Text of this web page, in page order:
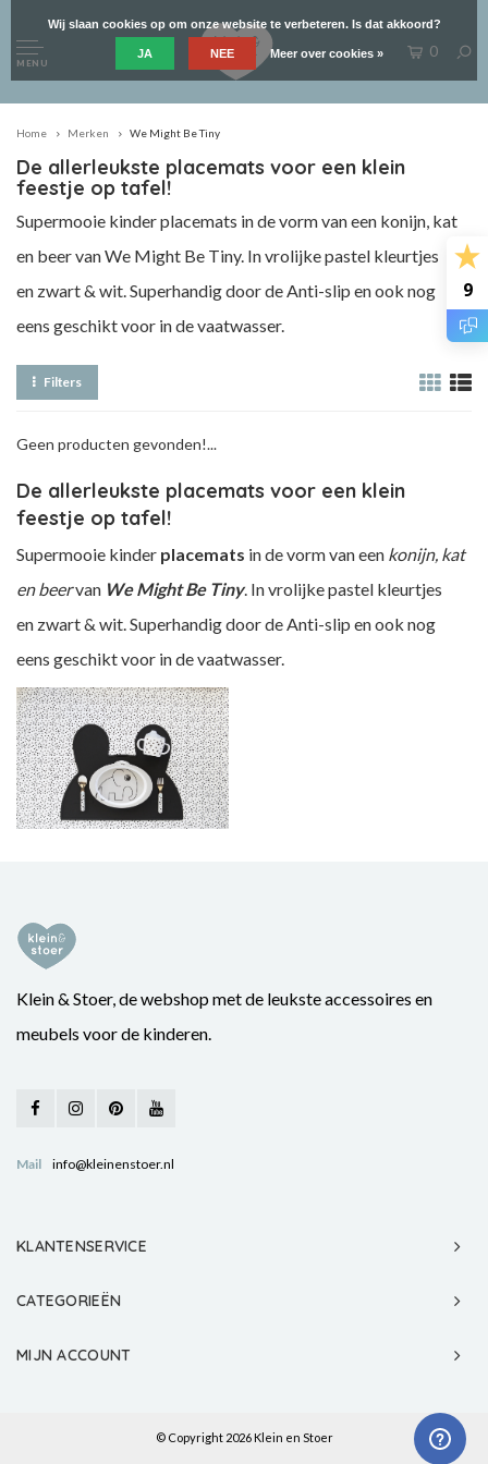
9
MENU
0
Home Merken We Might Be Tiny
De allerleukste placemats voor een klein
feestje op tafel!
Supermooie kinder placemats in de vorm van een konijn, kat
en beer van We Might Be Tiny. In vrolijke pastel kleurtjes
en zwart & wit. Superhandig door de Anti-slip en ook nog
eens geschikt voor in de vaatwasser.
Filters
Geen producten gevonden!...
De allerleukste placemats voor een klein
feestje op tafel!
Supermooie kinder placemats in de vorm van een konijn, kat
en beervan We Might Be Tiny. In vrolijke pastel kleurtjes
en zwart & wit. Superhandig door de Anti-slip en ook nog
eens geschikt voor in de vaatwasser.
Klein & Stoer, de webshop met de leukste accessoires en
meubels voor de kinderen.
Mail info@kleinenstoer.nl
KLANTENSERVICE
CATEGORIEËN
MIJN ACCOUNT
© Copyright 2026 Klein en Stoer
Wij slaan cookies op om onze website te verbeteren. Is dat akkoord?
JA NEE Meer over cookies »